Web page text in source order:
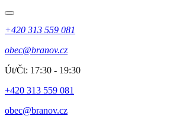
+420 313 559 081
obec@branov.cz
Út/Čt: 17:30 - 19:30
+420 313 559 081
obec@branov.cz